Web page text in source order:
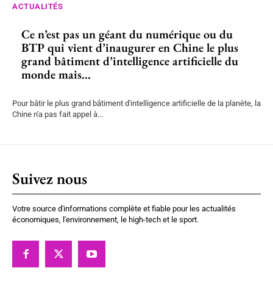
ACTUALITÉS
Ce n’est pas un géant du numérique ou du
BTP qui vient d’inaugurer en Chine le plus
grand bâtiment d’intelligence artificielle du
monde mais...
Pour bâtir le plus grand bâtiment d'intelligence artificielle de la planète, la
Chine n'a pas fait appel à...
Suivez nous
Votre source d'informations complète et fiable pour les actualités
économiques, l'environnement, le high-tech et le sport.